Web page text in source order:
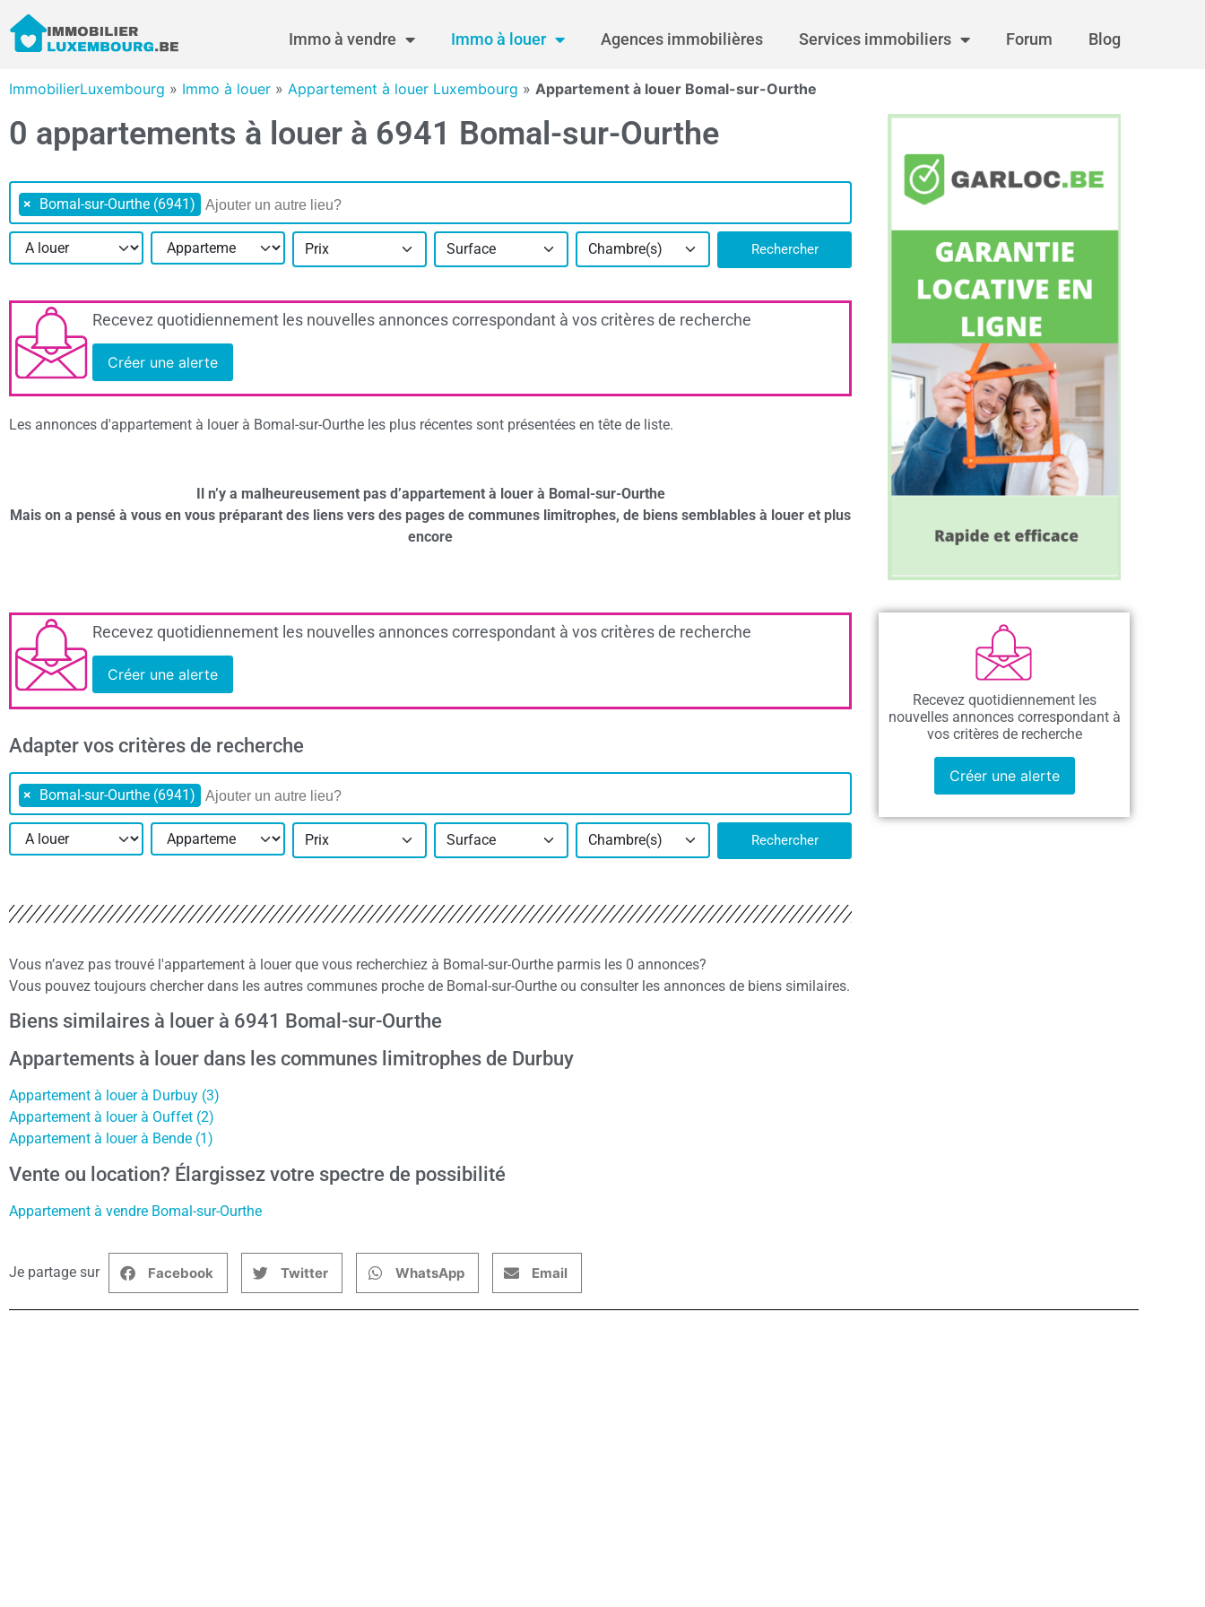
Immo à vendre Immo à louer Agences immobilières Services immobiliers Forum Blog
ImmobilierLuxembourg » Immo à louer » Appartement à louer Luxembourg » Appartement à louer Bomal-sur-Ourthe
0 appartements à louer à 6941 Bomal-sur-Ourthe
× Bomal-sur-Ourthe (6941)
Prix Surface Chambre(s) Rechercher
Recevez quotidiennement les nouvelles annonces correspondant à vos critères de recherche
Créer une alerte
Les annonces d'appartement à louer à Bomal-sur-Ourthe les plus récentes sont présentées en tête de liste.
Il n’y a malheureusement pas d’appartement à louer à Bomal-sur-Ourthe
Mais on a pensé à vous en vous préparant des liens vers des pages de communes limitrophes, de biens semblables à louer et plus
encore
Recevez quotidiennement les nouvelles annonces correspondant à vos critères de recherche
Créer une alerte
Adapter vos critères de recherche
× Bomal-sur-Ourthe (6941)
Prix Surface Chambre(s) Rechercher
Vous n’avez pas trouvé l'appartement à louer que vous recherchiez à Bomal-sur-Ourthe parmis les 0 annonces?
Vous pouvez toujours chercher dans les autres communes proche de Bomal-sur-Ourthe ou consulter les annonces de biens similaires.
Biens similaires à louer à 6941 Bomal-sur-Ourthe
Appartements à louer dans les communes limitrophes de Durbuy
Appartement à louer à Durbuy (3)
Appartement à louer à Ouffet (2)
Appartement à louer à Bende (1)
Vente ou location? Élargissez votre spectre de possibilité
Appartement à vendre Bomal-sur-Ourthe
Recevez quotidiennement les
nouvelles annonces correspondant à
vos critères de recherche
Créer une alerte
Je partage sur Facebook Twitter WhatsApp Email